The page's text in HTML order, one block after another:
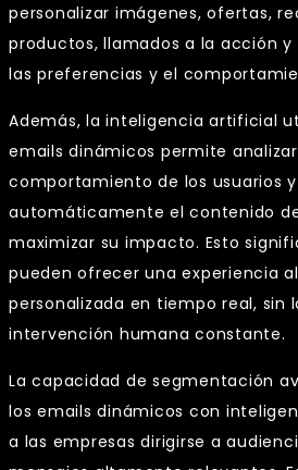
personalizar imágenes, ofertas,
productos, llamados a la acción
las preferencias y el
Además, la inteligencia artificial
emails dinámicos permite
comportamiento de los usuarios
automáticamente el contenido
maximizar su impacto. Esto
pueden ofrecer una experiencia
personalizada en tiempo real, sin
intervención humana constante.
La capacidad de segmentación
los emails dinámicos con
a las empresas dirigirse a